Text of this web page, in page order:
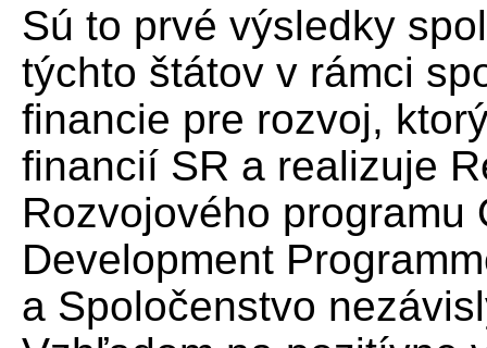
Sú to prvé výsledky
týchto štátov v rámci
financie pre rozvoj,
financií SR a realizuje
Rozvojového programu
Development
a Spoločenstvo